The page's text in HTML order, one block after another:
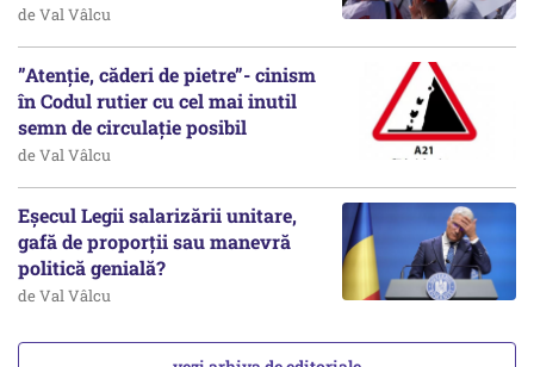
de Val Vâlcu
”Atenție, căderi de pietre”- cinism
în Codul rutier cu cel mai inutil
semn de circulație posibil
de Val Vâlcu
Eșecul Legii salarizării unitare,
gafă de proporții sau manevră
politică genială?
de Val Vâlcu